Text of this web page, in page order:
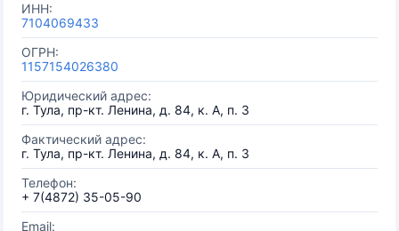
ИНН:
7104069433
ОГРН:
1157154026380
Юридический адрес:
г. Тула, пр-кт. Ленина, д. 84, к. А, п. 3
Фактический адрес:
г. Тула, пр-кт. Ленина, д. 84, к. А, п. 3
Телефон:
+ 7(4872) 35-05-90
Email: